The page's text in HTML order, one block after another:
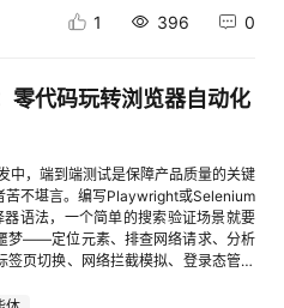
对象存储未使用，报告通过函数返回
SK 凭据未使用，不调用真实云 API
源清单巡检巡检数据来自项目内置的
则来自 rules.yaml。所有逻辑都在函
来存储报告或转发通知。15. 案例效
个可复现的云资源体检工具：修改
修改 rules.yaml 即可调整治理规则。
验证。上传到 FunctionGraph 后，可
可配置 TIMER 触发器，实现周期性巡
脱敏版） ## 汇总信息 - 检
| 35 | | critical | 3 | ### 问题
节点说明3：符合2的条件下能够突出
登录云开发环境运行简单demo2：基于
于实际场景且在开发者空间云开发环
行业的痛点问题，用于生产实施贴近
际应用场景具有一定的实用性3：基于
进行部署实施，能够应用于实际场景解
3/0.5梯度3技术多样性案例中应用更多
活动中要求的服务以及工具或者技术
技术/服务、开源框架或技术案例中应
关闭... 2. 【发件人】
目有关的邮件Agent 执行并返回：🔍
审反馈
信息】架构方案 v2
，总
AI Shell 说：下载第一封邮件里的附
AI诊断）系统化中高低高（五阶段模
智脑# 克隆仓库 git clone
cd opc_skills步骤2：执行安装
/path/to/your-project # 或
. 步骤3：验证安装安装完成后，
# 完整版配置 └──
生存空间。
程skills：**creating-sdd-directory：
过程中的需求偏差，是整个SDD流程
：负责管理design.md文档，详细规
技术选型和潜在问题，大幅减少返工
tasks-document：负责管理
追踪的具体任务，使开发进度一目了
使用技巧（上下文选择功能）在执行
对某个具体文件、目录进行，此时需要
用于限定对话和指令的作用范围。在AI
道对话框中输入“#”弹出选择菜单，
提高指令执行精度，避免全局搜索让AI
1 396 0
零代码玩转浏览器自动化
中，端到端测试是保障产品质量的关键
苦不堪言。编写Playwright或Selenium
语法，一个简单的搜索验证场景就要
梦——定位元素、排查网络请求、分析
页切换、网络拦截模拟、登录态管理
案例通过华为云码道代码智能体结合